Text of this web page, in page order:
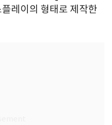
레이의 형태로 제작한